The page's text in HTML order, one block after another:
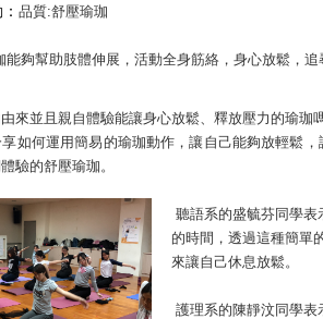
品質:舒壓瑜珈
能夠幫助肢體伸展，活動全身筋絡，身心放鬆，
來並且親自體驗能讓身心放鬆、釋放壓力的瑜珈
如何運用簡易的瑜珈動作，讓自己能夠放輕鬆
驗的舒壓瑜珈。
聽語系的盛毓芬同學
的時間，透過這種簡單
來讓自己休息放鬆。
護理系的陳靜汶同學